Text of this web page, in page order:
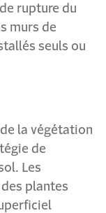
rupture du
murs de
seuls ou
la végétation
de
Les
plantes